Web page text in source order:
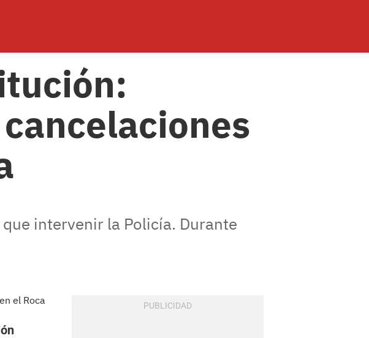
intervenir la Policía. Durante